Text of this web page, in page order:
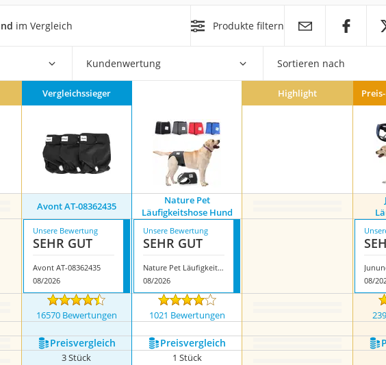
im Vergleich Produkte filtern
Kundenwertung Sortieren nach
Vergleichssieger Highlight
Avont AT-08362435
Nature Pet
Läufigkeitshose Hund
Unsere Bewertung
SEHR GUT
Avont AT-08362435
08/2026
Unsere Bewertung
SEHR GUT
Nature Pet Läufigkeitshose Hund
08/2026
08/
16570 Bewertungen 1021 Bewertungen
Preis­vergleich Preis­vergleich
3 Stück 1 Stück